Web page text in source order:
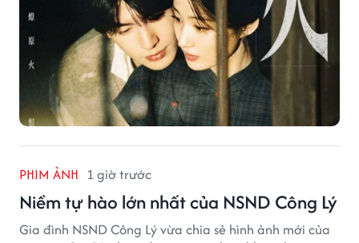
PHIM ẢNH 1 giờ trước
Niềm tự hào lớn nhất của NSND Công Lý
Gia đình NSND Công Lý vừa chia sẻ hình ảnh mới của